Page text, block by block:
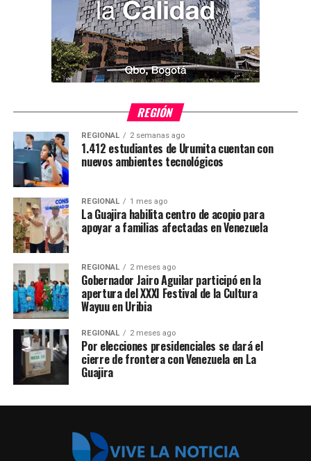
REGIÓN
REGIONAL 2 semanas ago
1.412 estudiantes de Urumita cuentan con
nuevos ambientes tecnológicos
REGIONAL 1 mes ago
La Guajira habilita centro de acopio para
apoyar a familias afectadas en Venezuela
REGIONAL 2 meses ago
Gobernador Jairo Aguilar participó en la
apertura del XXXI Festival de la Cultura
Wayuu en Uribia
REGIONAL 2 meses ago
Por elecciones presidenciales se dará el
cierre de frontera con Venezuela en La
Guajira